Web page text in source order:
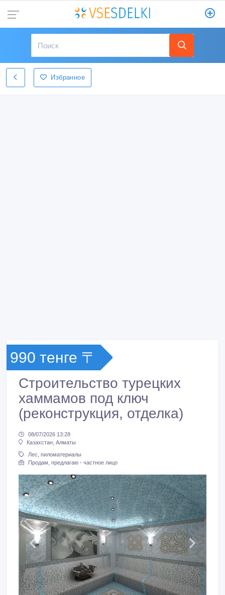
Избранное
990 тенге 〒
Строительство турецких
хаммамов под ключ
(реконструкция, отделка)
08/07/2026 13:28
Казахстан, Алматы
Лес, пиломатериалы
Продам, предлагаю - частное лицо